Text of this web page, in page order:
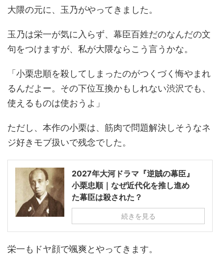
大隈の元に、玉乃がやってきました。
玉乃は栄一が気に入らず、幕臣百姓だのなんだの文
句をつけますが、私が大隈ならこう言うかな。
「小栗忠順を殺してしまったのがつくづく悔やまれ
るんだよー。その下位互換かもしれない渋沢でも、
使えるものは使おうよ」
ただし、本作の小栗は、筋肉で問題解決しそうなネ
ジ好きモブ扱いで残念でした。
2027年大河ドラマ『逆賊の幕臣』
小栗忠順｜なぜ近代化を推し進め
た幕臣は殺された？
続きを見る
栄一もドヤ顔で颯爽とやってきます。